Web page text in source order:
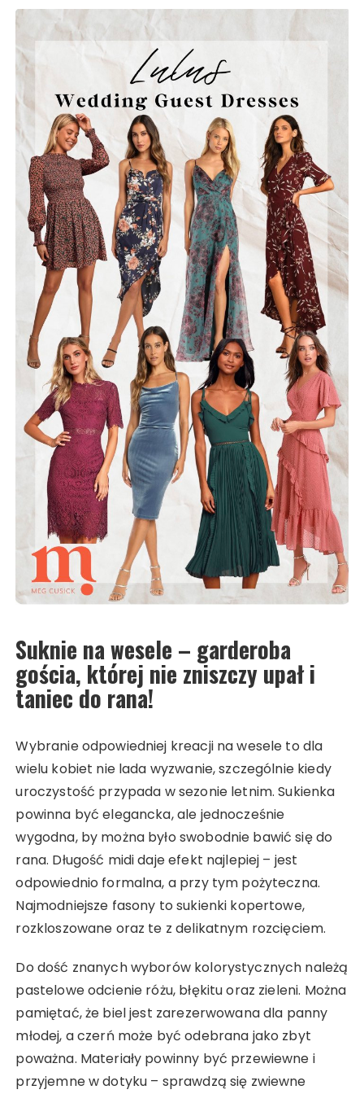
Suknie na wesele – garderoba
gościa, której nie zniszczy upał i
taniec do rana!
Wybranie odpowiedniej kreacji na wesele to dla
wielu kobiet nie lada wyzwanie, szczególnie kiedy
uroczystość przypada w sezonie letnim. Sukienka
powinna być elegancka, ale jednocześnie
wygodna, by można było swobodnie bawić się do
rana. Długość midi daje efekt najlepiej – jest
odpowiednio formalna, a przy tym pożyteczna.
Najmodniejsze fasony to sukienki kopertowe,
rozkloszowane oraz te z delikatnym rozcięciem.
Do dość znanych wyborów kolorystycznych należą
pastelowe odcienie różu, błękitu oraz zieleni. Można
pamiętać, że biel jest zarezerwowana dla panny
młodej, a czerń może być odebrana jako zbyt
poważna. Materiały powinny być przewiewne i
przyjemne w dotyku – sprawdzą się zwiewne